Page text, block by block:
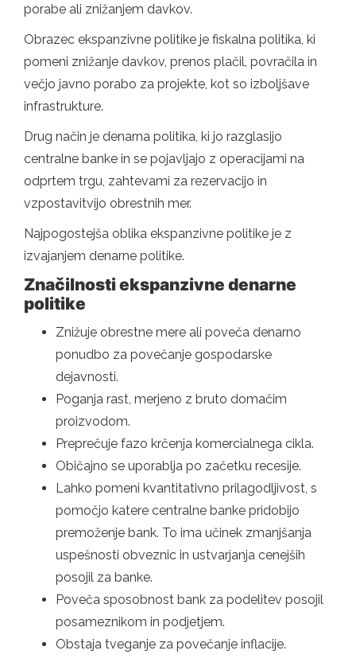
porabe ali znižanjem davkov.
Obrazec ekspanzivne politike je fiskalna politika, ki
pomeni znižanje davkov, prenos plačil, povračila in
večjo javno porabo za projekte, kot so izboljšave
infrastrukture.
Drug način je denarna politika, ki jo razglasijo
centralne banke in se pojavljajo z operacijami na
odprtem trgu, zahtevami za rezervacijo in
vzpostavitvijo obrestnih mer.
Najpogostejša oblika ekspanzivne politike je z
izvajanjem denarne politike.
Značilnosti ekspanzivne denarne
politike
Znižuje obrestne mere ali poveča denarno
ponudbo za povečanje gospodarske
dejavnosti.
Poganja rast, merjeno z bruto domačim
proizvodom.
Preprečuje fazo krčenja komercialnega cikla.
Običajno se uporablja po začetku recesije.
Lahko pomeni kvantitativno prilagodljivost, s
pomočjo katere centralne banke pridobijo
premoženje bank. To ima učinek zmanjšanja
uspešnosti obveznic in ustvarjanja cenejših
posojil za banke.
Poveča sposobnost bank za podelitev posojil
posameznikom in podjetjem.
Obstaja tveganje za povečanje inflacije.